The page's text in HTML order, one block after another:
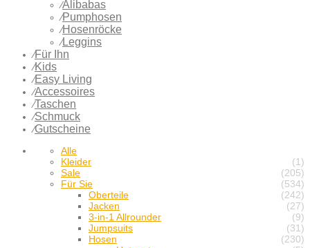
⁄Alibabas
⁄Pumphosen
⁄Hosenröcke
⁄Leggins
⁄Für Ihn
⁄Kids
⁄Easy Living
⁄Accessoires
⁄Taschen
⁄Schmuck
⁄Gutscheine
Alle
Kleider
(1)
Sale
(205)
Für Sie
(534)
Oberteile
(242)
Jacken
(27)
3-in-1 Allrounder
(9)
Jumpsuits
(31)
Hosen
(230)